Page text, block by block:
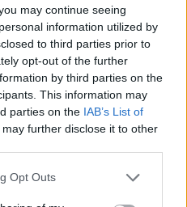
may continue seeing
information utilized by
to third parties prior to
opt-out of the further
by third parties on the
This information may
parties on the IAB’s List of
may further disclose it to other
Opt Outs